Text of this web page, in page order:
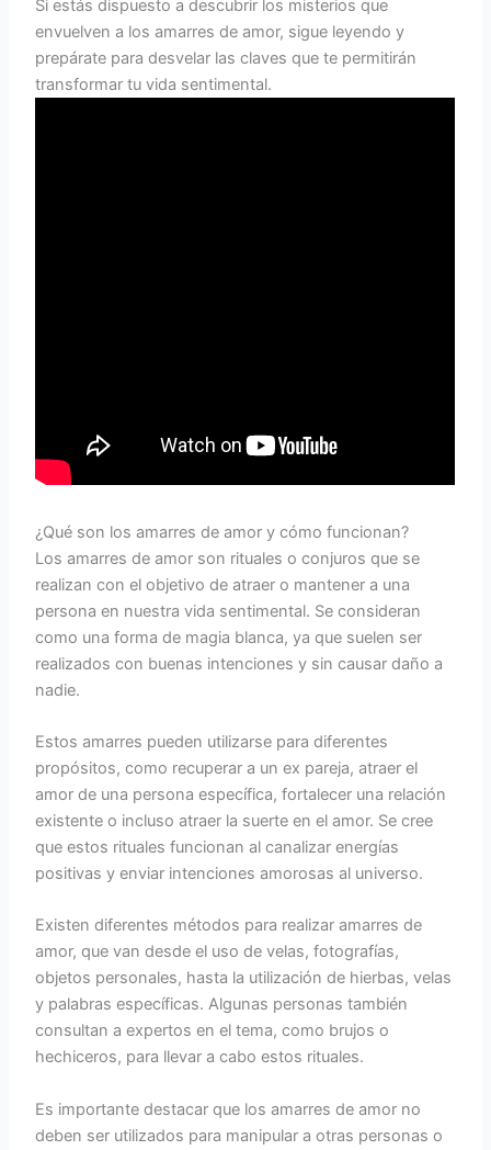
Si estás dispuesto a descubrir los misterios que
envuelven a los amarres de amor, sigue leyendo y
prepárate para desvelar las claves que te permitirán
transformar tu vida sentimental.
¿Qué son los amarres de amor y cómo funcionan?
Los amarres de amor son rituales o conjuros que se
realizan con el objetivo de atraer o mantener a una
persona en nuestra vida sentimental. Se consideran
como una forma de magia blanca, ya que suelen ser
realizados con buenas intenciones y sin causar daño a
nadie.
Estos amarres pueden utilizarse para diferentes
propósitos, como recuperar a un ex pareja, atraer el
amor de una persona específica, fortalecer una relación
existente o incluso atraer la suerte en el amor. Se cree
que estos rituales funcionan al canalizar energías
positivas y enviar intenciones amorosas al universo.
Existen diferentes métodos para realizar amarres de
amor, que van desde el uso de velas, fotografías,
objetos personales, hasta la utilización de hierbas, velas
y palabras específicas. Algunas personas también
consultan a expertos en el tema, como brujos o
hechiceros, para llevar a cabo estos rituales.
Es importante destacar que los amarres de amor no
deben ser utilizados para manipular a otras personas o